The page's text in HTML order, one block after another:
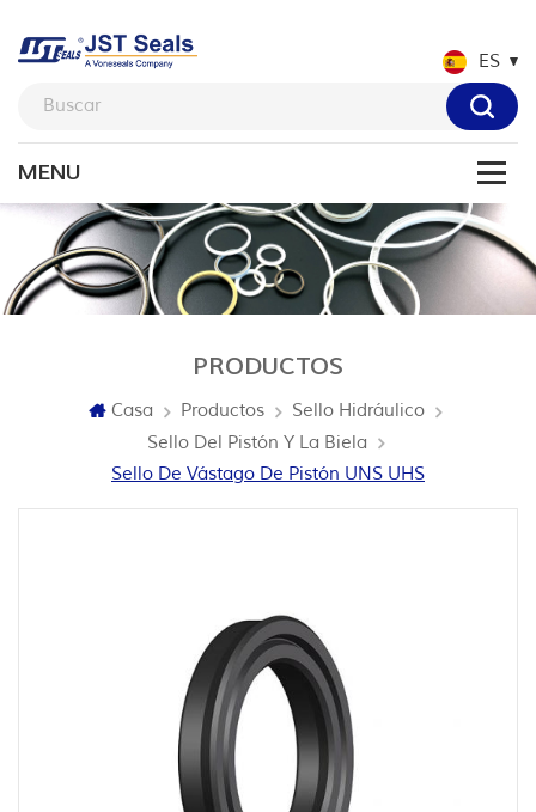
ES
PRODUCTOS
Casa Productos
Sello Hidráulico
Sello Del Pistón Y La Biela
Sello De Vástago De Pistón UNS UHS